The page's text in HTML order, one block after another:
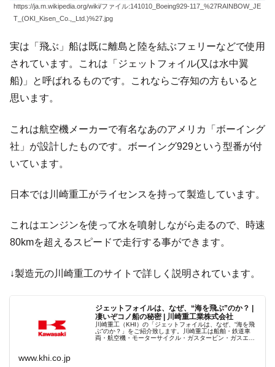
https://ja.m.wikipedia.org/wiki/ファイル:141010_Boeing929-117_%27RAINBOW_JE
T_(OKI_Kisen_Co.,_Ltd.)%27.jpg
実は「飛ぶ」船は既に離島と陸を結ぶフェリーなどで使用
されています。これは「ジェットフォイル(又は水中翼
船)」と呼ばれるものです。これならご存知の方もいると
思います。
これは航空機メーカーで有名なあのアメリカ「ボーイング
社」が設計したものです。ボーイング929という型番が付
いています。
日本では川崎重工がライセンスを持って製造しています。
これはエンジンを使って水を噴射しながら走るので、時速
80kmを超えるスピードで走行する事ができます。
↓製造元の川崎重工のサイトで詳しく説明されています。
ジェットフォイルは、なぜ、“海を飛ぶ”のか？ |
凄いぞコノ船の秘密 | 川崎重工業株式会社
川崎重工（KHI）の「ジェットフォイルは、なぜ、“海を飛
ぶ”のか？」をご紹介致します。川崎重工は船舶・鉄道車
両・航空機・モーターサイクル・ガスタービン・ガスエン
www.khi.co.jp